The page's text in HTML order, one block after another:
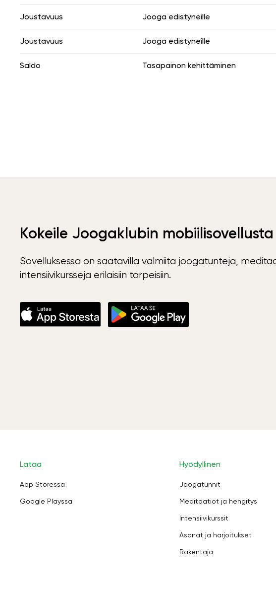
Joustavuus Jooga edistyneille
Joustavuus Jooga edistyneille
Saldo Tasapainon kehittäminen
Kokeile Joogaklubin mobiilisovellusta
Sovelluksessa on saatavilla valmiita joogatunteja,
intensiivikursseja erilaisiin tarpeisiin.
Lataa
App Storessa
Google Playssa
Hyödyllinen
Joogatunnit
Meditaatiot ja hengitys
Intensiivikurssit
Asanat ja harjoitukset
Rakentaja